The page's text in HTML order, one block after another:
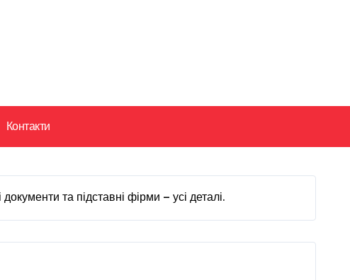
Контакти
та підставні фірми — усі деталі.